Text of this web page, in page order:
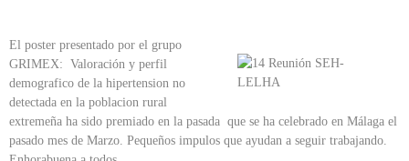
El poster presentado por el grupo
GRIMEX: Valoración y perfil
demografico de la hipertension no
detectada en la poblacion rural
extremeña ha sido premiado en la pasada que se ha celebrado en Málaga el
pasado mes de Marzo. Pequeños impulos que ayudan a seguir trabajando.